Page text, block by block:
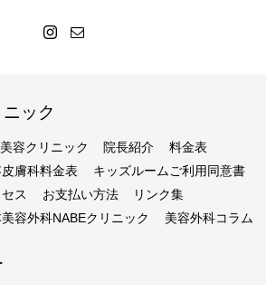
ック
容クリニック 院長紹介
料金表
膚科料金表
キッズルームご利用同意書
ス お支払い方法
リンク集
容外科NABEクリニック 美容外科コラム